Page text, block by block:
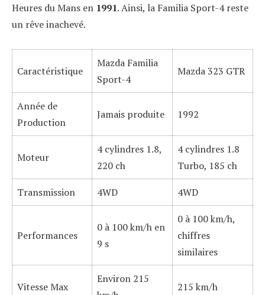
Heures du Mans en 1991. Ainsi, la Familia Sport-4 reste
un rêve inachevé.
Caractéristique
Mazda Familia
Sport-4
Mazda 323 GTR
Année de
Production
Jamais produite 1992
Moteur
4 cylindres 1.8,
220 ch
4 cylindres 1.8
Turbo, 185 ch
Transmission 4WD 4WD
Performances
0 à 100 km/h en
9 s
0 à 100 km/h,
chiffres
similaires
Vitesse Max
Environ 215
215 km/h